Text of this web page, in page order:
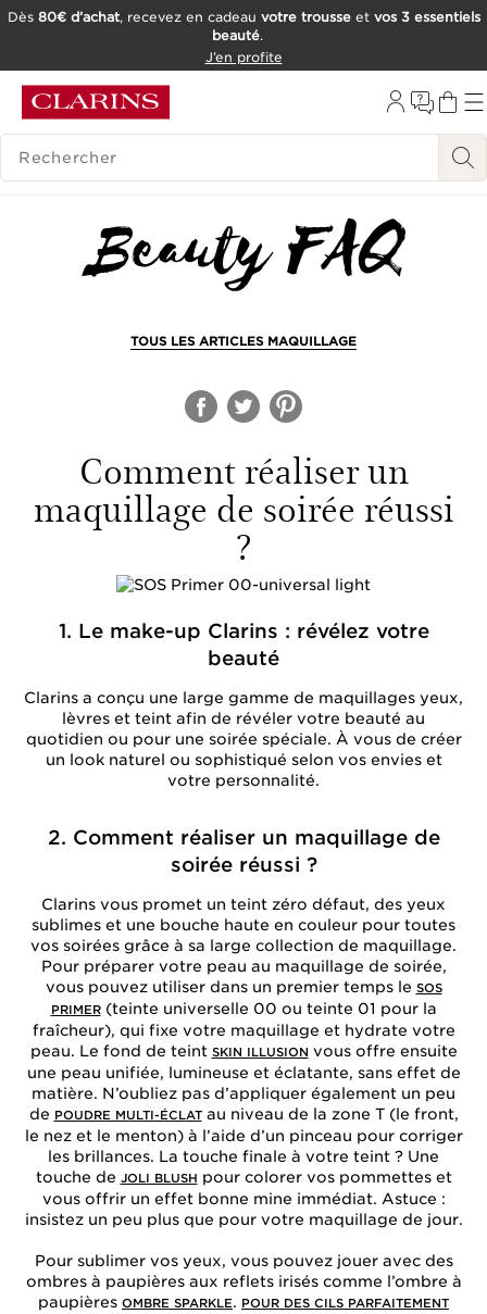
OUTIL D'ACCESSIBILITÉ
Dès 80€ d’achat, recevez en cadeau votre trousseet vos 3 essentiels
beauté.
J’en profite
HISTORIQUE DES RECHERCHES
TOUS LES ARTICLES MAQUILLAGE
Comment réaliser un
maquillage de soirée réussi
?
1. Le make-up Clarins : révélez votre
beauté
Clarins a conçu une large gamme de maquillages yeux,
lèvres et teint afin de révéler votre beauté au
quotidien ou pour une soirée spéciale. À vous de créer
un look naturel ou sophistiqué selon vos envies et
votre personnalité.
2. Comment réaliser un maquillage de
soirée réussi ?
Clarins vous promet un teint zéro défaut, des yeux
sublimes et une bouche haute en couleur pour toutes
vos soirées grâce à sa large collection de maquillage.
Pour préparer votre peau au maquillage de soirée,
vous pouvez utiliser dans un premier temps le SOS
PRIMER(teinte universelle 00 ou teinte 01 pour la
fraîcheur), qui fixe votre maquillage et hydrate votre
peau. Le fond de teint SKIN ILLUSION vous offre ensuite
une peau unifiée, lumineuse et éclatante, sans effet de
matière. N’oubliez pas d’appliquer également un peu
de POUDRE MULTI-ÉCLATau niveau de la zone T (le front,
le nez et le menton) à l’aide d’un pinceau pour corriger
les brillances. La touche finale à votre teint ? Une
touche de JOLI BLUSH pour colorer vos pommettes et
vous offrir un effet bonne mine immédiat. Astuce :
insistez un peu plus que pour votre maquillage de jour.
Pour sublimer vos yeux, vous pouvez jouer avec des
ombres à paupières aux reflets irisés comme l’ombre à
paupières OMBRE SPARKLE. POUR DES CILS PARFAITEMENT